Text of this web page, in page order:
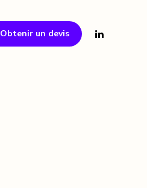
Obtenir un devis